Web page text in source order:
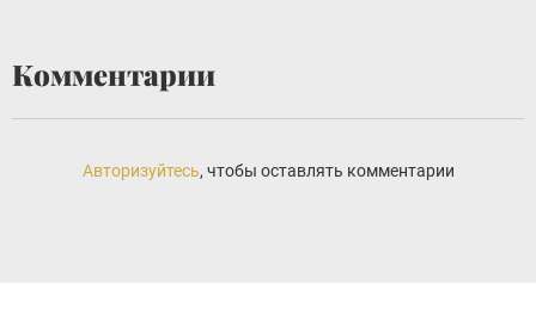
Комментарии
Авторизуйтесь, чтобы оставлять комментарии